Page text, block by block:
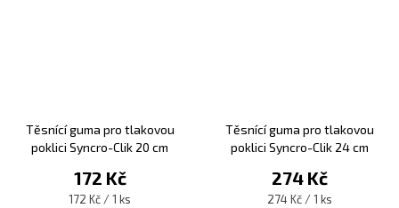
Těsnící guma pro tlakovou
poklici Syncro-Clik 20 cm
172 Kč
Měrná
172 Kč / 1 ks
Těsnící guma pro tlakovou
poklici Syncro-Clik 24 cm
274 Kč
Měrná
274 Kč / 1 ks